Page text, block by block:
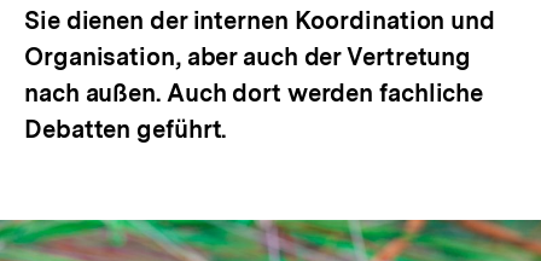
Sie dienen der internen Koordination und
Organisation, aber auch der Vertretung
nach außen. Auch dort werden fachliche
Debatten geführt.